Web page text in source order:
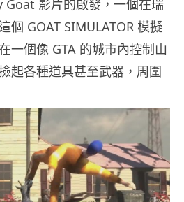
影片的啟發，一個在瑞
個 GOAT SIMULATOR 模擬
一個像 GTA 的城市內控制山
起各種道具甚至武器，周圍